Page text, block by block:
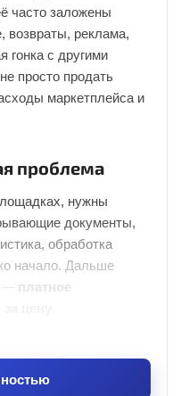
часто заложены
возвраты, реклама,
гонка с другими
просто продать
маркетплейса и
проблема
нужны
документы,
обработка
начало. Дальше
платное
на цену. И вот
соблазн играть не